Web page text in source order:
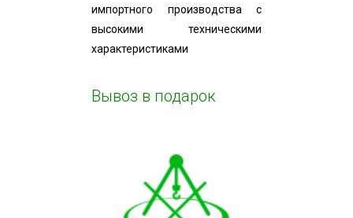
импортного производства с
высокими техническими
характеристиками
Вывоз в подарок